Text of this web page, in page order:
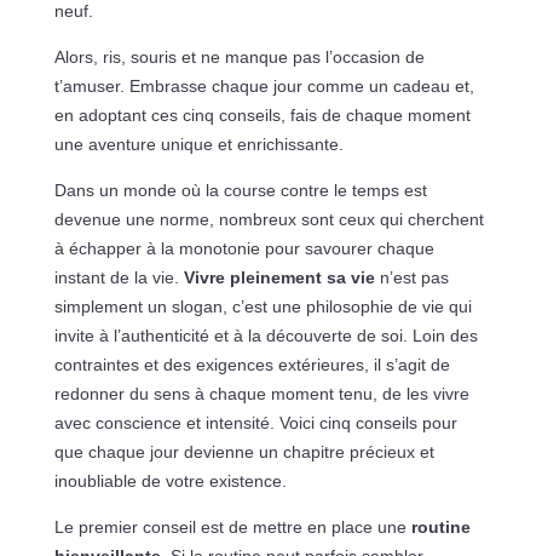
neuf.
Alors, ris, souris et ne manque pas l’occasion de
t’amuser. Embrasse chaque jour comme un cadeau et,
en adoptant ces cinq conseils, fais de chaque moment
une aventure unique et enrichissante.
Dans un monde où la course contre le temps est
devenue une norme, nombreux sont ceux qui cherchent
à échapper à la monotonie pour savourer chaque
instant de la vie. Vivre pleinement sa vien’est pas
simplement un slogan, c’est une philosophie de vie qui
invite à l’authenticité et à la découverte de soi. Loin des
contraintes et des exigences extérieures, il s’agit de
redonner du sens à chaque moment tenu, de les vivre
avec conscience et intensité. Voici cinq conseils pour
que chaque jour devienne un chapitre précieux et
inoubliable de votre existence.
Le premier conseil est de mettre en place une routine